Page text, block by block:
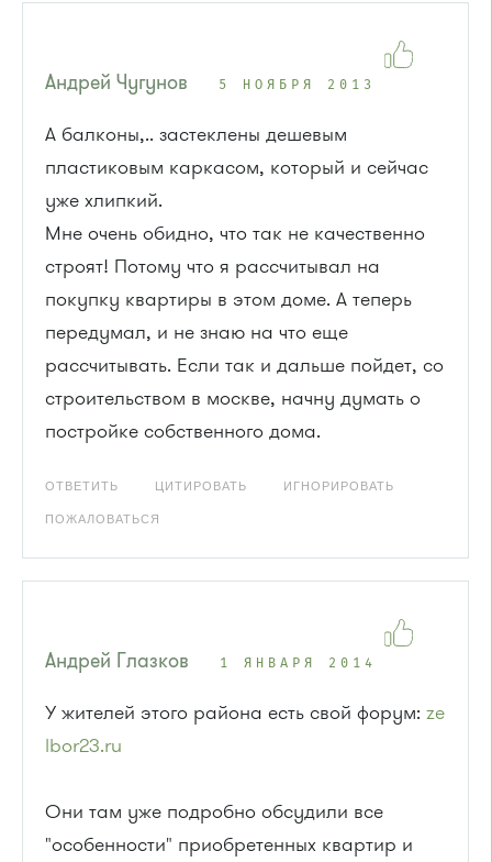
Андрей Чугунов 5 НОЯБРЯ 2013
А балконы,.. застеклены дешевым
пластиковым каркасом, который и сейчас
уже хлипкий.
Мне очень обидно, что так не качественно
строят! Потому что я рассчитывал на
покупку квартиры в этом доме. А теперь
передумал, и не знаю на что еще
рассчитывать. Если так и дальше пойдет, со
строительством в москве, начну думать о
постройке собственного дома.
ОТВЕТИТЬ ЦИТИРОВАТЬ ИГНОРИРОВАТЬ
ПОЖАЛОВАТЬСЯ
Андрей Глазков 1 ЯНВАРЯ 2014
У жителей этого района есть свой форум: ze
lbor23.ru
Они там уже подробно обсудили все
"особенности" приобретенных квартир и